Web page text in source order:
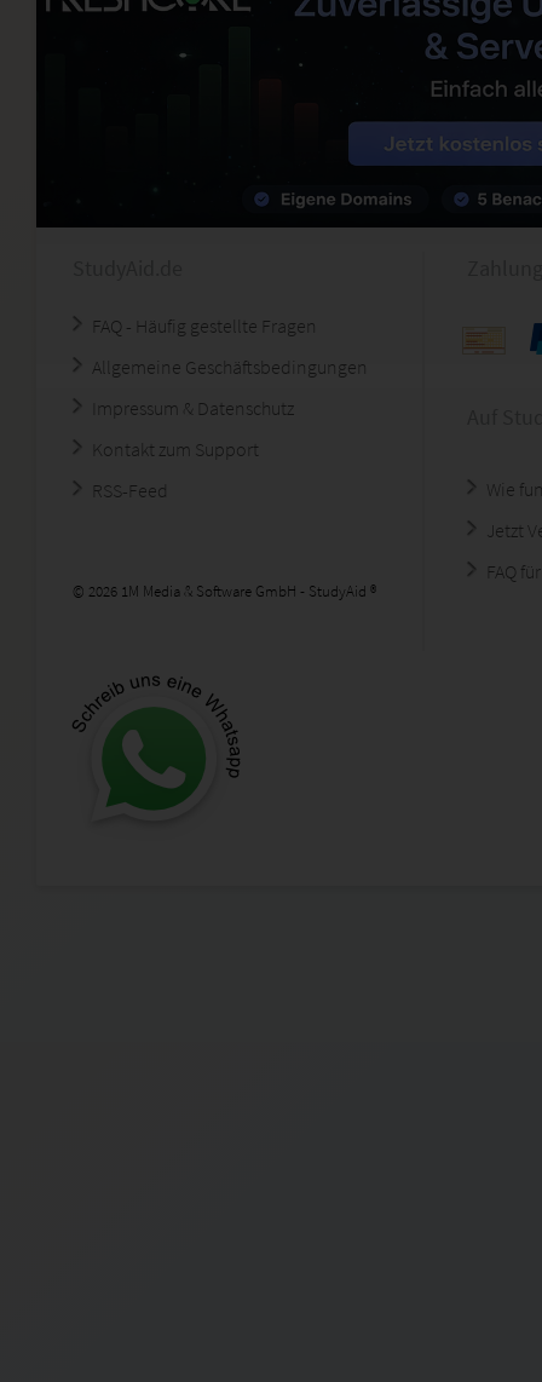
FAQ - Häufig gestellte Fragen
Allgemeine Geschäftsbedingungen
Impressum & Datenschutz
Kontakt zum Support
RSS-Feed
© 2026 1M Media & Software GmbH - StudyAid ®
Wie
Jetzt
FAQ